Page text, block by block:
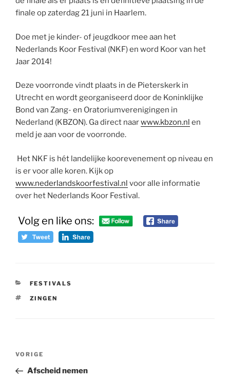
finale op zaterdag 21 juni in Haarlem.
Doe met je kinder- of jeugdkoor mee aan het
Nederlands Koor Festival (NKF) en word Koor van het
Jaar 2014!
Deze voorronde vindt plaats in de Pieterskerk in
Utrecht en wordt georganiseerd door de Koninklijke
Bond van Zang- en Oratoriumverenigingen in
Nederland (KBZON). Ga direct naarwww.kbzon.nl en
meld je aan voor de voorronde.
Het NKF is hét landelijke koorevenement op niveau en
is er voor alle koren. Kijk op
www.nederlandskoorfestival.nl voor alle informatie
over het Nederlands Koor Festival.
Volg en like ons:
CATEGORIEËN
FESTIVALS
TAGS
ZINGEN
Bericht
Vorig
bericht
VORIGE
Afscheid nemen